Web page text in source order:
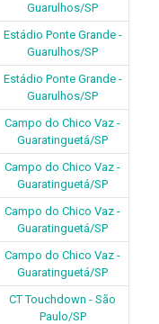
Guarulhos/SP
Estádio Ponte Grande -
Guarulhos/SP
Estádio Ponte Grande -
Guarulhos/SP
Campo do Chico Vaz -
Guaratinguetá/SP
Campo do Chico Vaz -
Guaratinguetá/SP
Campo do Chico Vaz -
Guaratinguetá/SP
Campo do Chico Vaz -
Guaratinguetá/SP
CT Touchdown - São
Paulo/SP